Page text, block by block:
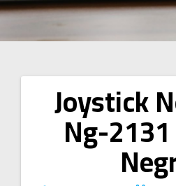
Joystick
Ng-
Navegación
entradas